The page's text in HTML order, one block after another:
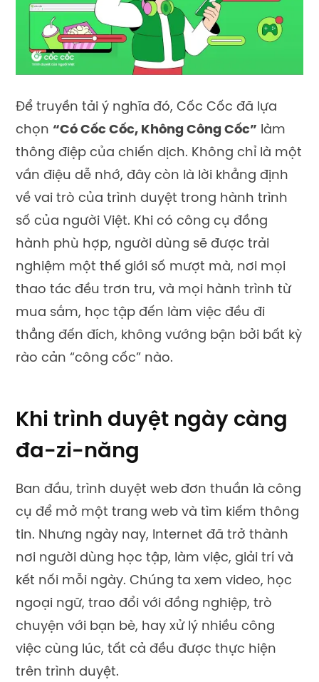
Để truyền tải ý nghĩa đó, Cốc Cốc đã lựa
chọn “Có Cốc Cốc, Không Công Cốc” làm
thông điệp của chiến dịch. Không chỉ là một
vần điệu dễ nhớ, đây còn là lời khẳng định
về vai trò của trình duyệt trong hành trình
số của người Việt. Khi có công cụ đồng
hành phù hợp, người dùng sẽ được trải
nghiệm một thế giới số mượt mà, nơi mọi
thao tác đều trơn tru, và mọi hành trình từ
mua sắm, học tập đến làm việc đều đi
thẳng đến đích, không vướng bận bởi bất kỳ
rào cản “công cốc” nào.
Khi trình duyệt ngày càng
đa-zi-năng
Ban đầu, trình duyệt web đơn thuần là công
cụ để mở một trang web và tìm kiếm thông
tin. Nhưng ngày nay, Internet đã trở thành
nơi người dùng học tập, làm việc, giải trí và
kết nối mỗi ngày. Chúng ta xem video, học
ngoại ngữ, trao đổi với đồng nghiệp, trò
chuyện với bạn bè, hay xử lý nhiều công
việc cùng lúc, tất cả đều được thực hiện
trên trình duyệt.